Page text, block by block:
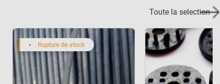
Toute la selection
Rupture de stock